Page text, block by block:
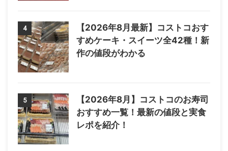
4
【2026年8月最新】コストコおす
すめケーキ・スイーツ全42種！新
作の値段がわかる
5
【2026年8月】コストコのお寿司
おすすめ一覧！最新の値段と実食
レポを紹介！